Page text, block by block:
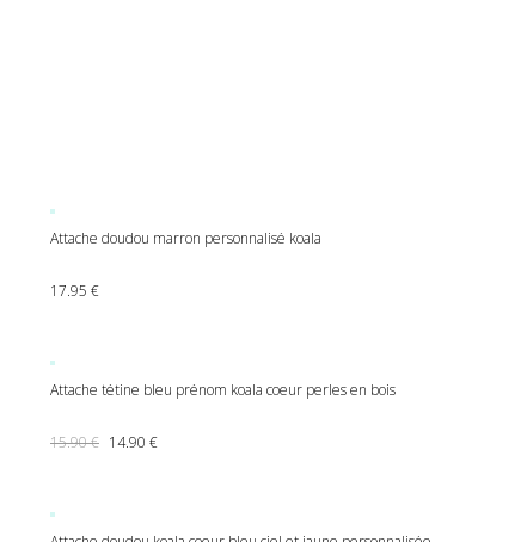
Attache doudou marron personnalisé koala
17.95 €
Attache tétine bleu prénom koala coeur perles en bois
15.90€ Le prix initial était : 15.90 €.
14.90 €Le prix actuel est : 14.90 €.